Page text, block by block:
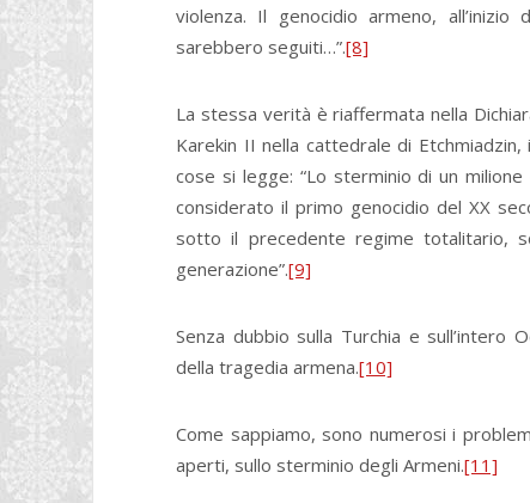
violenza. Il genocidio armeno,
sarebbero seguiti…”.[8]
La stessa verità è riaffermata nella
Karekin II nella cattedrale di
cose si legge: “Lo sterminio di un
considerato il primo genocidio del XX
sotto il precedente regime totalitario,
generazione”.[9]
Senza dubbio sulla Turchia e sull’intero
della tragedia armena.[10]
Come sappiamo, sono numerosi i
aperti, sullo sterminio degli Armeni.[11]